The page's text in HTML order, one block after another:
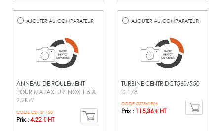
AJOUTER AU COMPARATEUR
ANNEAU DE ROULEMENT
POUR MALAXEUR INOX 1,5 &
2,2KW
CODE CST181750
Prix :4,22 € HT
AJOUTER AU COMPARATEUR
TURBINE CENTR DCT560/550
D.178
CODE CST361526
Prix : 115,36 € HT